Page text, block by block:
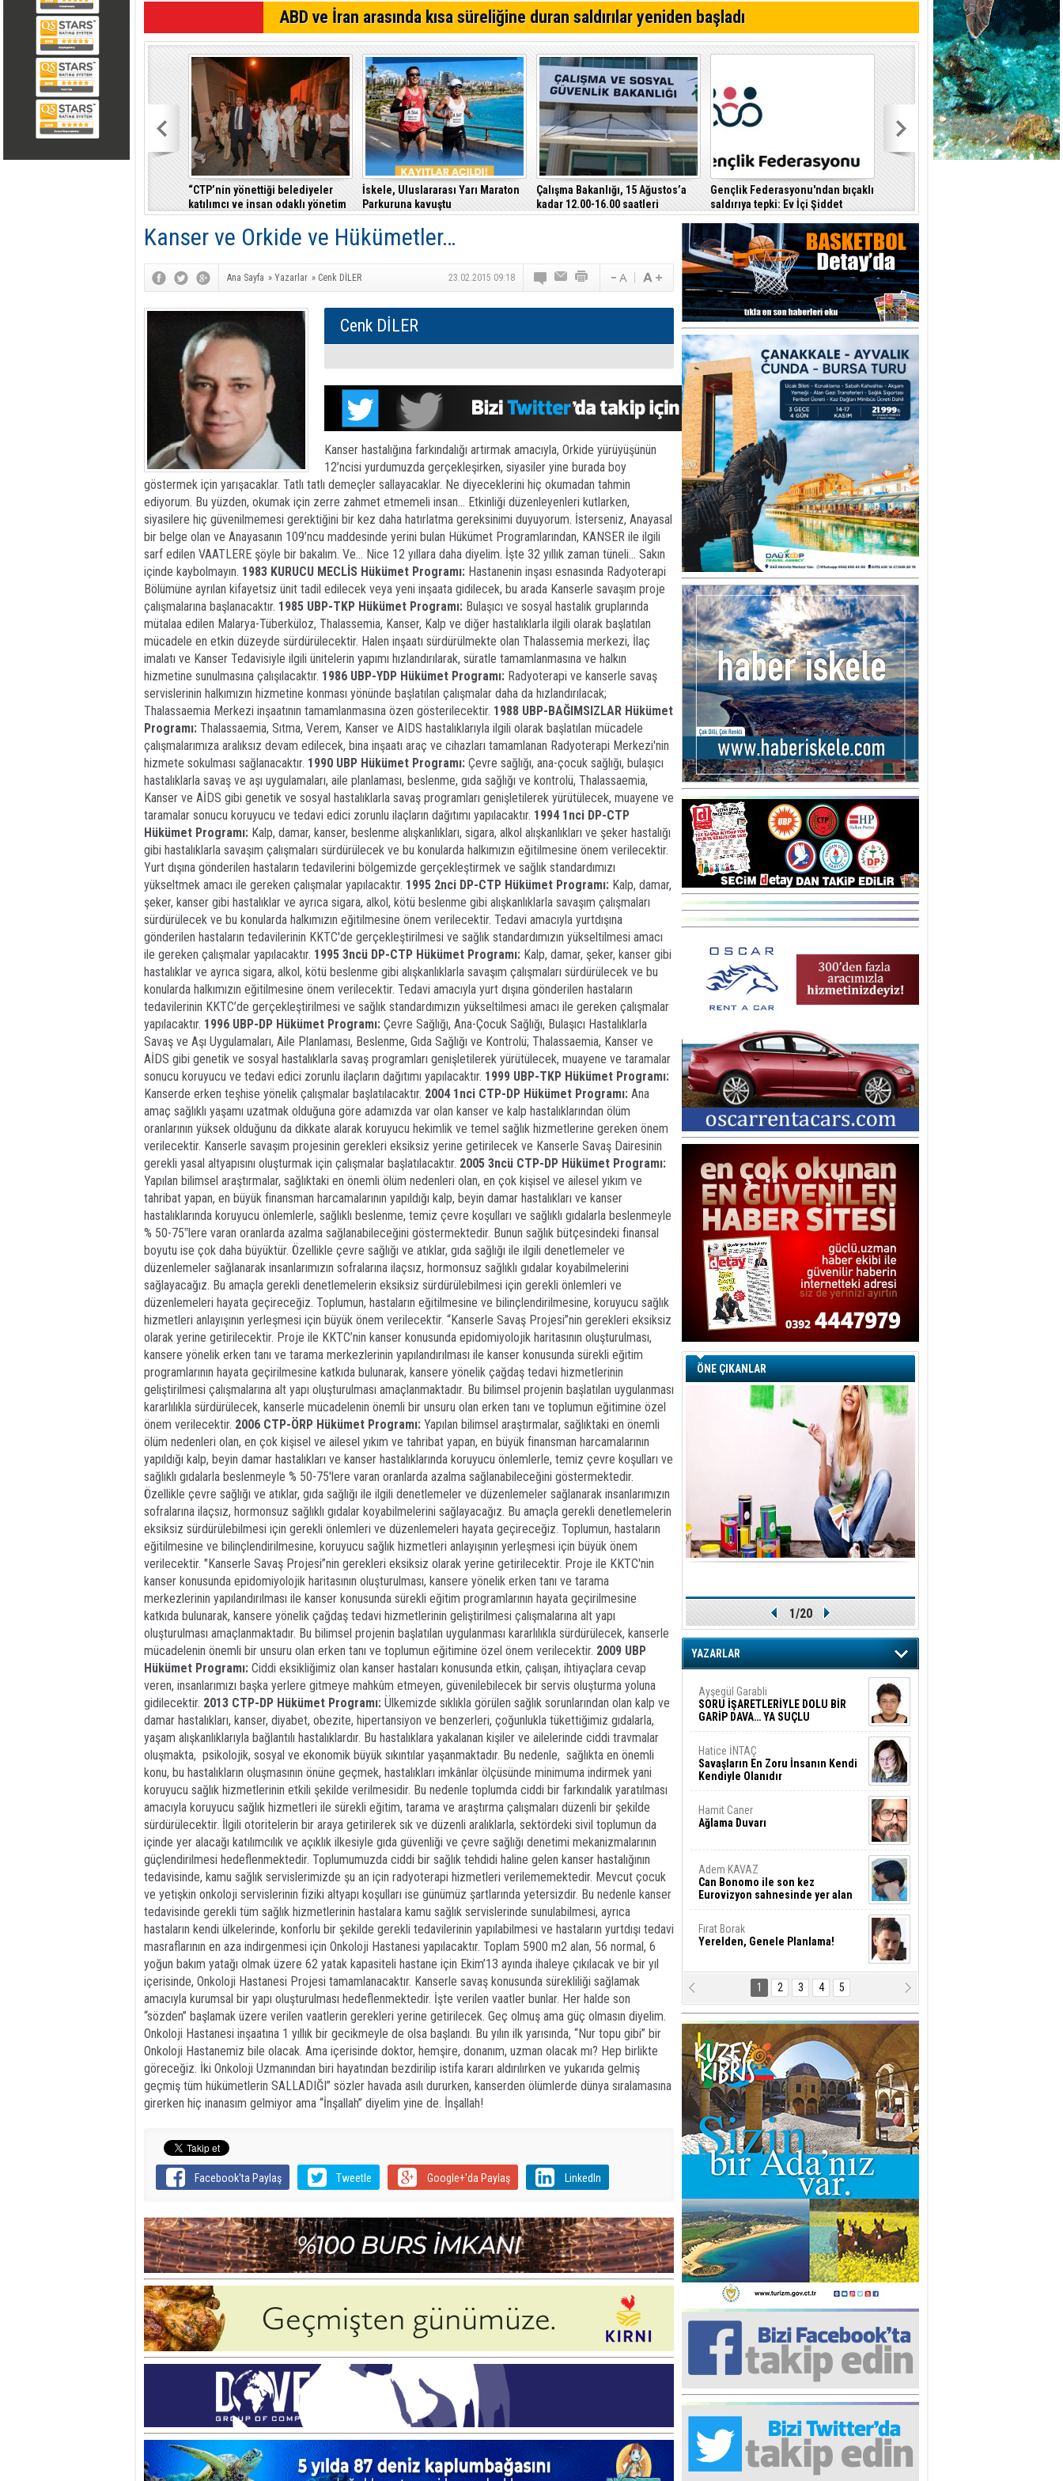
Özersay, DAÜ-SEN yetkilileriyle bir araya geldi
Çeler: Yükseköğretimde günü kurtaran değil, geleceği planlayan
politikalara ihtiyaç var
ABD ve İran arasında kısa süreliğine duran saldırılar yeniden başladı
“CTP’nin yönettiği belediyeler
katılımcı ve insan odaklı yönetim
anlayışıyla fark yaratıyor”
İskele, Uluslararası Yarı Maraton
Parkuruna kavuştu
Çalışma Bakanlığı, 15 Ağustos’a
kadar 12.00-16.00 saatleri
arasında güneş altında çalışmayı
Gençlik Federasyonu'ndan bıçaklı
saldırıya tepki: Ev İçi Şiddet
Yasası hayata geçirilmeli
Kanser ve Orkide ve Hükümetler…
Ana Sayfa » Yazarlar » Cenk DİLER 23.02.2015 09:18
Cenk DİLER
Kanser hastalığına farkındalığı artırmak amacıyla, Orkide yürüyüşünün
12’ncisi yurdumuzda gerçekleşirken, siyasiler yine burada boy
göstermek için yarışacaklar. Tatlı tatlı demeçler sallayacaklar. Ne diyeceklerini hiç okumadan tahmin
ediyorum. Bu yüzden, okumak için zerre zahmet etmemeli insan… Etkinliği düzenleyenleri kutlarken,
siyasilere hiç güvenilmemesi gerektiğini bir kez daha hatırlatma gereksinimi duyuyorum. İsterseniz, Anayasal
bir belge olan ve Anayasanın 109’ncu maddesinde yerini bulan Hükümet Programlarından, KANSER ile ilgili
sarf edilen VAATLERE şöyle bir bakalım. Ve… Nice 12 yıllara daha diyelim. İşte 32 yıllık zaman tüneli… Sakın
içinde kaybolmayın. 1983 KURUCU MECLİS Hükümet Programı: Hastanenin inşası esnasında Radyoterapi
Bölümüne ayrılan kifayetsiz ünit tadil edilecek veya yeni inşaata gidilecek, bu arada Kanserle savaşım proje
çalışmalarına başlanacaktır. 1985 UBP-TKP Hükümet Programı: Bulaşıcı ve sosyal hastalık gruplarında
mütalaa edilen Malarya-Tüberküloz, Thalassemia, Kanser, Kalp ve diğer hastalıklarla ilgili olarak başlatılan
mücadele en etkin düzeyde sürdürülecektir. Halen inşaatı sürdürülmekte olan Thalassemia merkezi, İlaç
imalatı ve Kanser Tedavisiyle ilgili ünitelerin yapımı hızlandırılarak, süratle tamamlanmasına ve halkın
hizmetine sunulmasına çalışılacaktır. 1986 UBP-YDP Hükümet Programı: Radyoterapi ve kanserle savaş
servislerinin halkımızın hizmetine konması yönünde başlatılan çalışmalar daha da hızlandırılacak;
Thalassaemia Merkezi inşaatının tamamlanmasına özen gösterilecektir. 1988 UBP-BAĞIMSIZLAR Hükümet
Programı: Thalassaemia, Sıtma, Verem, Kanser ve AIDS hastalıklarıyla ilgili olarak başlatılan mücadele
çalışmalarımıza aralıksız devam edilecek, bina inşaatı araç ve cihazları tamamlanan Radyoterapi Merkezi'nin
hizmete sokulması sağlanacaktır. 1990 UBP Hükümet Programı: Çevre sağlığı, ana-çocuk sağlığı, bulaşıcı
hastalıklarla savaş ve aşı uygulamaları, aile planlaması, beslenme, gıda sağlığı ve kontrolü, Thalassaemia,
Kanser ve AİDS gibi genetik ve sosyal hastalıklarla savaş programları genişletilerek yürütülecek, muayene ve
taramalar sonucu koruyucu ve tedavi edici zorunlu ilaçların dağıtımı yapılacaktır. 1994 1nci DP-CTP
Hükümet Programı: Kalp, damar, kanser, beslenme alışkanlıkları, sigara, alkol alışkanlıkları ve şeker hastalığı
gibi hastalıklarla savaşım çalışmaları sürdürülecek ve bu konularda halkımızın eğitilmesine önem verilecektir.
Yurt dışına gönderilen hastaların tedavilerini bölgemizde gerçekleştirmek ve sağlık standardımızı
yükseltmek amacı ile gereken çalışmalar yapılacaktır. 1995 2nci DP-CTP Hükümet Programı: Kalp, damar,
şeker, kanser gibi hastalıklar ve ayrıca sigara, alkol, kötü beslenme gibi alışkanlıklarla savaşım çalışmaları
sürdürülecek ve bu konularda halkımızın eğitilmesine önem verilecektir. Tedavi amacıyla yurtdışına
gönderilen hastaların tedavilerinin KKTC'de gerçekleştirilmesi ve sağlık standardımızın yükseltilmesi amacı
ile gereken çalışmalar yapılacaktır. 1995 3ncü DP-CTP Hükümet Programı: Kalp, damar, şeker, kanser gibi
hastalıklar ve ayrıca sigara, alkol, kötü beslenme gibi alışkanlıklarla savaşım çalışmaları sürdürülecek ve bu
konularda halkımızın eğitilmesine önem verilecektir. Tedavi amacıyla yurt dışına gönderilen hastaların
tedavilerinin KKTC’de gerçekleştirilmesi ve sağlık standardımızın yükseltilmesi amacı ile gereken çalışmalar
yapılacaktır. 1996 UBP-DP Hükümet Programı: Çevre Sağlığı, Ana-Çocuk Sağlığı, Bulaşıcı Hastalıklarla
Savaş ve Aşı Uygulamaları, Aile Planlaması, Beslenme, Gıda Sağlığı ve Kontrolü; Thalassaemia, Kanser ve
AİDS gibi genetik ve sosyal hastalıklarla savaş programları genişletilerek yürütülecek, muayene ve taramalar
sonucu koruyucu ve tedavi edici zorunlu ilaçların dağıtımı yapılacaktır. 1999 UBP-TKP Hükümet Programı:
Kanserde erken teşhise yönelik çalışmalar başlatılacaktır. 2004 1nci CTP-DP Hükümet Programı: Ana
amaç sağlıklı yaşamı uzatmak olduğuna göre adamızda var olan kanser ve kalp hastalıklarından ölüm
oranlarının yüksek olduğunu da dikkate alarak koruyucu hekimlik ve temel sağlık hizmetlerine gereken önem
verilecektir. Kanserle savaşım projesinin gerekleri eksiksiz yerine getirilecek ve Kanserle Savaş Dairesinin
gerekli yasal altyapısını oluşturmak için çalışmalar başlatılacaktır. 2005 3ncü CTP-DP Hükümet Programı:
Yapılan bilimsel araştırmalar, sağlıktaki en önemli ölüm nedenleri olan, en çok kişisel ve ailesel yıkım ve
tahribat yapan, en büyük finansman harcamalarının yapıldığı kalp, beyin damar hastalıkları ve kanser
hastalıklarında koruyucu önlemlerle, sağlıklı beslenme, temiz çevre koşulları ve sağlıklı gıdalarla beslenmeyle
% 50-75‟lere varan oranlarda azalma sağlanabileceğini göstermektedir. Bunun sağlık bütçesindeki finansal
boyutu ise çok daha büyüktür. Özellikle çevre sağlığı ve atıklar, gıda sağlığı ile ilgili denetlemeler ve
düzenlemeler sağlanarak insanlarımızın sofralarına ilaçsız, hormonsuz sağlıklı gıdalar koyabilmelerini
sağlayacağız. Bu amaçla gerekli denetlemelerin eksiksiz sürdürülebilmesi için gerekli önlemleri ve
düzenlemeleri hayata geçireceğiz. Toplumun, hastaların eğitilmesine ve bilinçlendirilmesine, koruyucu sağlık
hizmetleri anlayışının yerleşmesi için büyük önem verilecektir. “Kanserle Savaş Projesi”nin gerekleri eksiksiz
olarak yerine getirilecektir. Proje ile KKTC’nin kanser konusunda epidomiyolojik haritasının oluşturulması,
kansere yönelik erken tanı ve tarama merkezlerinin yapılandırılması ile kanser konusunda sürekli eğitim
programlarının hayata geçirilmesine katkıda bulunarak, kansere yönelik çağdaş tedavi hizmetlerinin
geliştirilmesi çalışmalarına alt yapı oluşturulması amaçlanmaktadır. Bu bilimsel projenin başlatılan uygulanması
kararlılıkla sürdürülecek, kanserle mücadelenin önemli bir unsuru olan erken tanı ve toplumun eğitimine özel
önem verilecektir. 2006 CTP-ÖRP Hükümet Programı: Yapılan bilimsel araştırmalar, sağlıktaki en önemli
ölüm nedenleri olan, en çok kişisel ve ailesel yıkım ve tahribat yapan, en büyük finansman harcamalarının
yapıldığı kalp, beyin damar hastalıkları ve kanser hastalıklarında koruyucu önlemlerle, temiz çevre koşulları ve
sağlıklı gıdalarla beslenmeyle % 50-75'lere varan oranlarda azalma sağlanabileceğini göstermektedir.
Özellikle çevre sağlığı ve atıklar, gıda sağlığı ile ilgili denetlemeler ve düzenlemeler sağlanarak insanlarımızın
sofralarına ilaçsız, hormonsuz sağlıklı gıdalar koyabilmelerini sağlayacağız. Bu amaçla gerekli denetlemelerin
eksiksiz sürdürülebilmesi için gerekli önlemleri ve düzenlemeleri hayata geçireceğiz. Toplumun, hastaların
eğitilmesine ve bilinçlendirilmesine, koruyucu sağlık hizmetleri anlayışının yerleşmesi için büyük önem
verilecektir. "Kanserle Savaş Projesi”nin gerekleri eksiksiz olarak yerine getirilecektir. Proje ile KKTC'nin
kanser konusunda epidomiyolojik haritasının oluşturulması, kansere yönelik erken tanı ve tarama
merkezlerinin yapılandırılması ile kanser konusunda sürekli eğitim programlarının hayata geçirilmesine
katkıda bulunarak, kansere yönelik çağdaş tedavi hizmetlerinin geliştirilmesi çalışmalarına alt yapı
oluşturulması amaçlanmaktadır. Bu bilimsel projenin başlatılan uygulanması kararlılıkla sürdürülecek, kanserle
mücadelenin önemli bir unsuru olan erken tanı ve toplumun eğitimine özel önem verilecektir. 2009 UBP
Hükümet Programı: Ciddi eksikliğimiz olan kanser hastaları konusunda etkin, çalışan, ihtiyaçlara cevap
veren, insanlarımızı başka yerlere gitmeye mahkûm etmeyen, güvenilebilecek bir servis oluşturma yoluna
gidilecektir. 2013 CTP-DP Hükümet Programı: Ülkemizde sıklıkla görülen sağlık sorunlarından olan kalp ve
damar hastalıkları, kanser, diyabet, obezite, hipertansiyon ve benzerleri, çoğunlukla tükettiğimiz gıdalarla,
yaşam alışkanlıklarıyla bağlantılı hastalıklardır. Bu hastalıklara yakalanan kişiler ve ailelerinde ciddi travmalar
oluşmakta, psikolojik, sosyal ve ekonomik büyük sıkıntılar yaşanmaktadır. Bu nedenle, sağlıkta en önemli
konu, bu hastalıkların oluşmasının önüne geçmek, hastalıkları imkânlar ölçüsünde minimuma indirmek yani
koruyucu sağlık hizmetlerinin etkili şekilde verilmesidir. Bu nedenle toplumda ciddi bir farkındalık yaratılması
amacıyla koruyucu sağlık hizmetleri ile sürekli eğitim, tarama ve araştırma çalışmaları düzenli bir şekilde
sürdürülecektir. İlgili otoritelerin bir araya getirilerek sık ve düzenli aralıklarla, sektördeki sivil toplumun da
içinde yer alacağı katılımcılık ve açıklık ilkesiyle gıda güvenliği ve çevre sağlığı denetimi mekanizmalarının
güçlendirilmesi hedeflenmektedir. Toplumumuzda ciddi bir sağlık tehdidi haline gelen kanser hastalığının
tedavisinde, kamu sağlık servislerimizde şu an için radyoterapi hizmetleri verilememektedir. Mevcut çocuk
ve yetişkin onkoloji servislerinin fiziki altyapı koşulları ise günümüz şartlarında yetersizdir. Bu nedenle kanser
tedavisinde gerekli tüm sağlık hizmetlerinin hastalara kamu sağlık servislerinde sunulabilmesi, ayrıca
hastaların kendi ülkelerinde, konforlu bir şekilde gerekli tedavilerinin yapılabilmesi ve hastaların yurtdışı tedavi
masraflarının en aza indirgenmesi için Onkoloji Hastanesi yapılacaktır. Toplam 5900 m2 alan, 56 normal, 6
yoğun bakım yatağı olmak üzere 62 yatak kapasiteli hastane için Ekim’13 ayında ihaleye çıkılacak ve bir yıl
içerisinde, Onkoloji Hastanesi Projesi tamamlanacaktır. Kanserle savaş konusunda sürekliliği sağlamak
amacıyla kurumsal bir yapı oluşturulması hedeflenmektedir. İşte verilen vaatler bunlar. Her halde son
“sözden” başlamak üzere verilen vaatlerin gerekleri yerine getirilecek. Geç olmuş ama güç olmasın diyelim.
Onkoloji Hastanesi inşaatına 1 yıllık bir gecikmeyle de olsa başlandı. Bu yılın ilk yarısında, “Nur topu gibi” bir
Onkoloji Hastanemiz bile olacak. Ama içerisinde doktor, hemşire, donanım, uzman olacak mı? Hep birlikte
göreceğiz. İki Onkoloji Uzmanından biri hayatından bezdirilip istifa kararı aldırılırken ve yukarıda gelmiş
geçmiş tüm hükümetlerin SALLADIĞI” sözler havada asılı dururken, kanserden ölümlerde dünya sıralamasına
girerken hiç inanasım gelmiyor ama “İnşallah” diyelim yine de. İnşallah!
Facebook'ta Paylaş Tweetle Google+'da Paylaş LinkedIn
ÖNE ÇIKANLAR
1/20
YAZARLAR
Ayşegül Garabli
SORU İŞARETLERİYLE DOLU BİR
GARİP DAVA… YA SUÇLU
DEĞİLSE???
Hatice İNTAÇ
Savaşların En Zoru İnsanın Kendi
Kendiyle Olanıdır
Hamit Caner
Ağlama Duvarı
Adem KAVAZ
Can Bonomo ile son kez
Eurovizyon sahnesinde yer alan
Türkiye 10 yıl aradan sonra
Fırat Borak
Yerelden, Genele Planlama!
Erkut YILMABAŞAR
Bayrak tartışmaları ve ihalesiz
işler!
Arif Alasya
2015 SONRASI VE AKINCI.
Fatma Baysal
SURLAR İÇİ’NDE KOLAYDIR ÖLMEK
Ediz TUNCEL
Göz göre göre…
Taner ULUTAŞ
İnşallah St. Lois ile Hakkaido
Adası gibi olmayız !...
Ali KİŞMİR
FIRSAT VE KORKU
Turgut ÇALICI
İki Lakırdı da benden!
Yrd. Doç. Ercan HOŞKARA
Yatırım Yapmazsan Var Olamazsın:
Hedefteki Kurum Kıb-Tek
Rana Sarro
Başıma gelen skandal olayı
1 2 3 4 5